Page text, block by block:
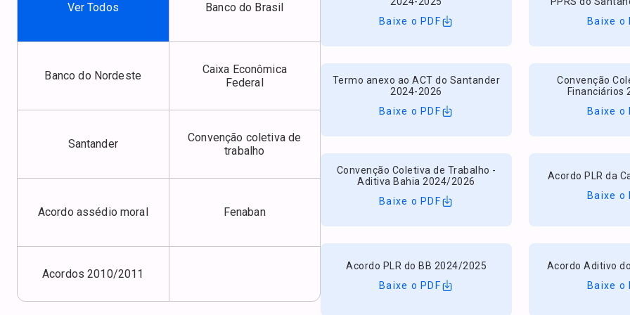
Ver Todos Banco do Brasil
Banco do Nordeste
Caixa Econômica
Federal
Santander
Convenção coletiva de
trabalho
Acordo assédio moral Fenaban
Acordos 2010/2011
Baixe o PDF
Baixe o
Termo anexo ao ACT do Santander
2024-2026
Baixe o PDF
Convenção
Financiários
Baixe o
Convenção Coletiva de Trabalho -
Aditiva Bahia 2024/2026
Baixe o PDF
Acordo PLR da
Baixe o
Acordo PLR do BB 2024/2025
Baixe o PDF
Acordo Aditivo
Baixe o